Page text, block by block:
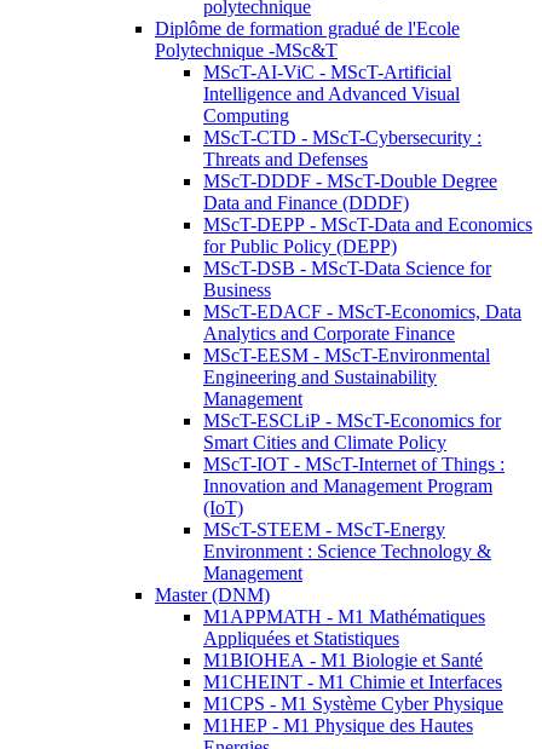
polytechnique
Diplôme de formation gradué de l'Ecole
Polytechnique -MSc&T
MScT-AI-ViC - MScT-Artificial
Intelligence and Advanced Visual
Computing
MScT-CTD - MScT-Cybersecurity :
Threats and Defenses
MScT-DDDF - MScT-Double Degree
Data and Finance (DDDF)
MScT-DEPP - MScT-Data and Economics
for Public Policy (DEPP)
MScT-DSB - MScT-Data Science for
Business
MScT-EDACF - MScT-Economics, Data
Analytics and Corporate Finance
MScT-EESM - MScT-Environmental
Engineering and Sustainability
Management
MScT-ESCLiP - MScT-Economics for
Smart Cities and Climate Policy
MScT-IOT - MScT-Internet of Things :
Innovation and Management Program
(IoT)
MScT-STEEM - MScT-Energy
Environment : Science Technology &
Management
Master (DNM)
M1APPMATH - M1 Mathématiques
Appliquées et Statistiques
M1BIOHEA - M1 Biologie et Santé
M1CHEINT - M1 Chimie et Interfaces
M1CPS - M1 Système Cyber Physique
M1HEP - M1 Physique des Hautes